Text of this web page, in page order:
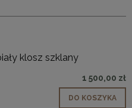
klosz szklany
1 500,00 zł
DO KOSZYKA